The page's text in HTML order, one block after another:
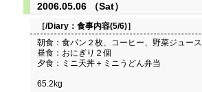
2006.05.06 （Sat）
［/Diary： 食事内容(5/6)］
朝食：食パン２枚、コーヒー、野菜ジュース
昼食：おにぎり２個
夕食：ミニ天丼＋ミニうどん弁当
65.2kg